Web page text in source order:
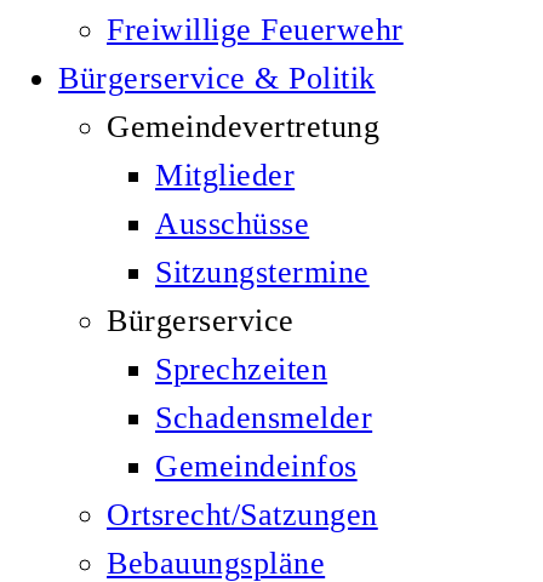
Freiwillige Feuerwehr
Bürgerservice & Politik
Gemeindevertretung
Mitglieder
Ausschüsse
Sitzungstermine
Bürgerservice
Sprechzeiten
Schadensmelder
Gemeindeinfos
Ortsrecht/Satzungen
Bebauungspläne